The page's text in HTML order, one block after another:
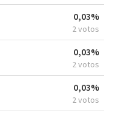
0,03%
2 votos
0,03%
2 votos
0,03%
2 votos